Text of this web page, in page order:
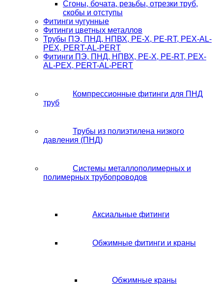
Сгоны, бочата, резьбы, отрезки труб,
скобы и отступы
Фитинги чугунные
Фитинги цветных металлов
Трубы ПЭ, ПНД, НПВХ, PE-X, PE-RT, PEX-AL-
PEX, PERT-AL-PERT
Фитинги ПЭ, ПНД, НПВХ, PE-X, PE-RT, PEX-
AL-PEX, PERT-AL-PERT
Компрессионные фитинги для ПНД
труб
Трубы из полиэтилена низкого
давления (ПНД)
Системы металлополимерных и
полимерных трубопроводов
Аксиальные фитинги
Обжимные фитинги и краны
Обжимные краны